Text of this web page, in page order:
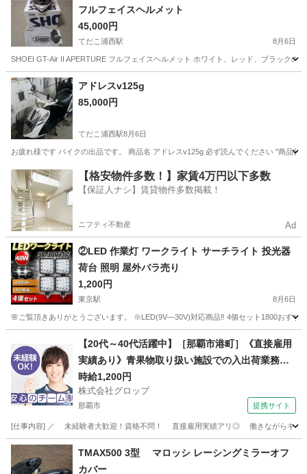
フルフェイスヘルメット
45,000円
てだこ浦西駅 8月6日
SHOEI GT-Air II APERTURE フルフェイスヘルメット ホワイト、レッド、ブラック
沖縄 宜野湾市 てだこ浦西駅
アドレスv125g
85,000円
てだこ浦西駅8月6日
お疲れ様です バイクの出品です。 商品名 アドレスv125g 必ず読んでください "商品
沖縄 中頭郡 てだこ浦西駅 バイク
【格安物件多数！】家賃4万円以下多数
【保証人ナシ】賃貸物件多数掲載！
ニフティ不動産 Ad
②LED 作業灯 ワークライト サーチライト 投光器
荷台 照明 屋外バラ売り
1,200円
東京駅 8月6日
🌸ご覧頂きありがとうございます。 ※LED(9V―30V)対応商品‼️ 4個セット1800お
東京駅 ホンダ LED
【20代～40代活躍中】［那覇市港町］《直接雇用
実績あり》青果物取り扱い施設での入出荷業務／
日勤／残業なし／無料駐車場完備
時給1,200円
株式会社グロップ
那覇市 提携サイト
[仕事内容] ／ 未経験者大歓迎！資格不問！ 直接雇用実績アリ◎ 働きながらキャリ
沖縄 那覇市
TMAX500 3型 マロッシ レーシングミラーオフ
カバー